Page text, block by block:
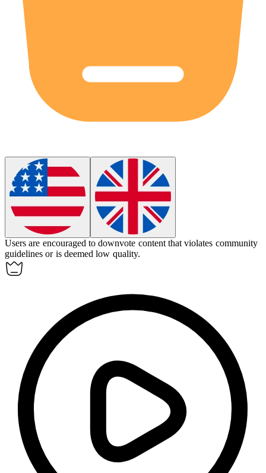
Users are encouraged todownvote content that violates community
guidelines or is deemed low quality.